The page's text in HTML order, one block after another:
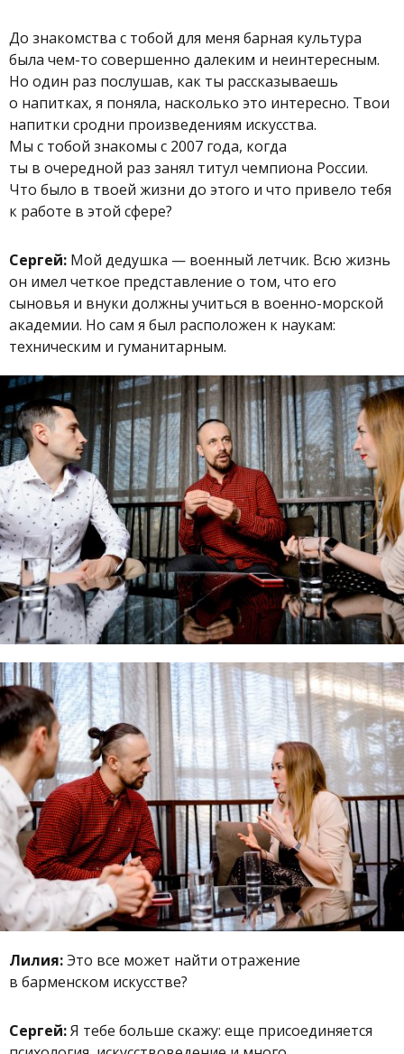
До знакомства с тобой для меня барная культура
была чем-то совершенно далеким и неинтересным.
Но один раз послушав, как ты рассказываешь
о напитках, я поняла, насколько это интересно. Твои
напитки сродни произведениям искусства.
Мы с тобой знакомы с 2007 года, когда
ты в очередной раз занял титул чемпиона России.
Что было в твоей жизни до этого и что привело тебя
к работе в этой сфере?
Сергей: Мой дедушка — военный летчик. Всю жизнь
он имел четкое представление о том, что его
сыновья и внуки должны учиться в военно-морской
академии. Но сам я был расположен к наукам:
техническим и гуманитарным.
Лилия:Это все может найти отражение
в барменском искусстве?
Сергей:Я тебе больше скажу: еще присоединяется